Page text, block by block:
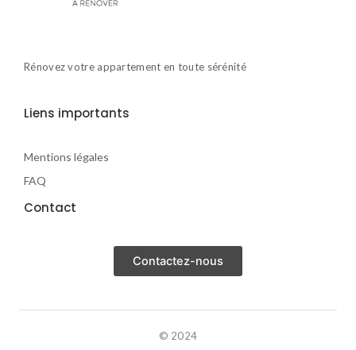
Rénovez votre appartement en toute sérénité
Liens importants
Mentions légales
FAQ
Contact
Contactez-nous
© 2024